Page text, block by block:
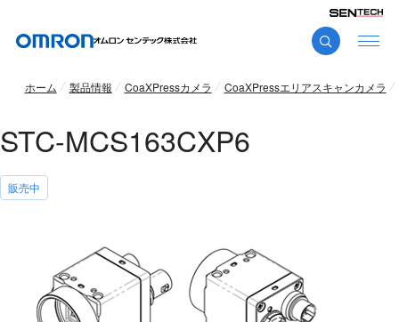
ホーム 製品情報 CoaXPressカメラ CoaXPressエリアスキャンカメラ
STC-MCS163CXP6
販売中